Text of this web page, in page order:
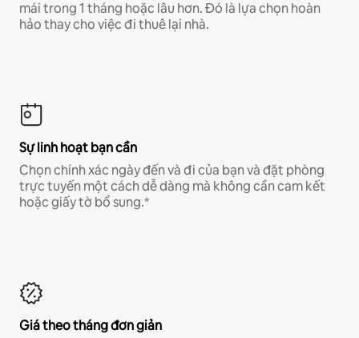
mái trong 1 tháng hoặc lâu hơn. Đó là lựa chọn hoàn
hảo thay cho việc đi thuê lại nhà.
Sự linh hoạt bạn cần
Chọn chính xác ngày đến và đi của bạn và đặt phòng
trực tuyến một cách dễ dàng mà không cần cam kết
hoặc giấy tờ bổ sung.*
Giá theo tháng đơn giản